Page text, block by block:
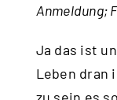
Anmeldung;
Ja das ist
Leben dran
zu sein es